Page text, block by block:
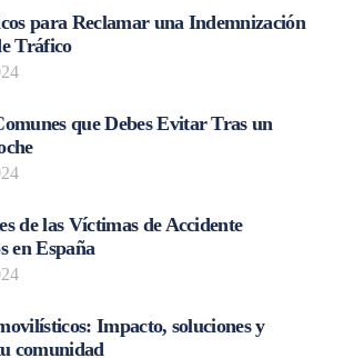
para Reclamar una Indemnización
Tráfico
que Debes Evitar Tras un
de las Víctimas de Accidente
en España
Impacto, soluciones y
comunidad